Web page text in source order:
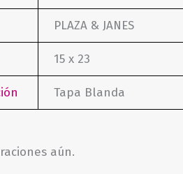
PLAZA & JANES
15 x 23
Tapa Blanda
aún.